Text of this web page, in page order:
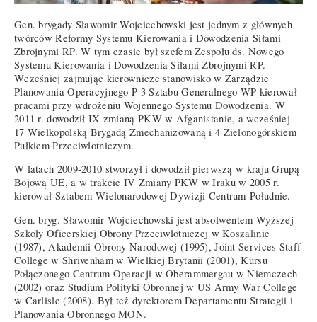
Gen. brygady Sławomir Wojciechowski jest jednym z głównych
twórców Reformy Systemu Kierowania i Dowodzenia Siłami
Zbrojnymi RP. W tym czasie był szefem Zespołu ds. Nowego
Systemu Kierowania i Dowodzenia Siłami Zbrojnymi RP.
Wcześniej zajmując kierownicze stanowisko w Zarządzie
Planowania Operacyjnego P-3 Sztabu Generalnego WP kierował
pracami przy wdrożeniu Wojennego Systemu Dowodzenia. W
2011 r. dowodził IX zmianą PKW w Afganistanie, a wcześniej
17 Wielkopolską Brygadą Zmechanizowaną i 4 Zielonogórskiem
Pułkiem Przeciwlotniczym.
W latach 2009-2010 stworzył i dowodził pierwszą w kraju Grupą
Bojową UE, a w trakcie IV Zmiany PKW w Iraku w 2005 r.
kierował Sztabem Wielonarodowej Dywizji Centrum-Południe.
Gen. bryg. Sławomir Wojciechowski jest absolwentem Wyższej
Szkoły Oficerskiej Obrony Przeciwlotniczej w Koszalinie
(1987), Akademii Obrony Narodowej (1995), Joint Services Staff
College w Shrivenham w Wielkiej Brytanii (2001), Kursu
Połączonego Centrum Operacji w Oberammergau w Niemczech
(2002) oraz Studium Polityki Obronnej w US Army War College
w Carlisle (2008). Był też dyrektorem Departamentu Strategii i
Planowania Obronnego MON.